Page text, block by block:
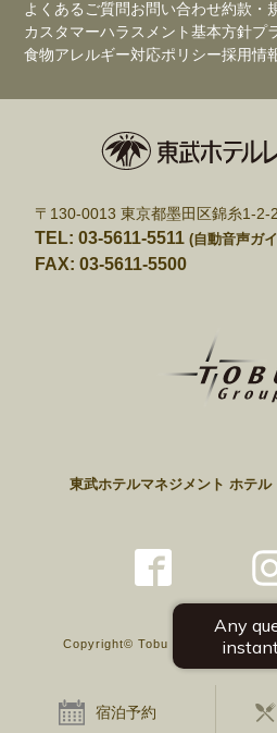
よくあるご質問 お問い合わせ約款・
カスタマーハラスメント基本方針プ
食物アレルギー対応ポリシー採用情
〒130-0013 東京都墨田区錦糸1-2-2
TEL: 03-5611-5511(自動音声ガ
FAX: 03-5611-5500
東武ホテルマネジメント ホテル
Copyright© Tobu Hotel levant
宿泊予約